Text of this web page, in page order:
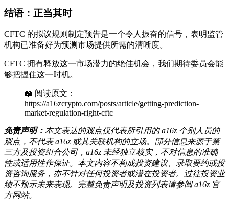
结语：正当其时
CFTC 的拟议规则制定预告是一个令人振奋的信号，表明监管
机构已准备好为预测市场提供所需的清晰度。
CFTC 拥有释放这一市场潜力的绝佳机会，我们期待委员会能
够把握住这一时机。
📖 阅读原文：
https://a16zcrypto.com/posts/article/getting-prediction-
market-regulation-right-cftc
免责声明： 本文表达的观点仅代表所引用的 a16z 个别人员的
观点，不代表 a16z 或其关联机构的立场。部分信息来源于第
三方及投资组合公司，a16z 未经独立核实，不对信息的准确
性或适用性作保证。本文内容不构成投资建议、录取要约或投
资咨询服务，亦不针对任何投资者或潜在投资者。过往投资业
绩不预示未来表现。完整免责声明及投资列表请参阅 a16z 官
方网站。